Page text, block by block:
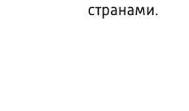
странами.